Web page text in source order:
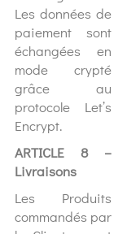
Les données de
paiement sont
échangées en
mode crypté
grâce au
protocole Let’s
Encrypt.
ARTICLE 8 –
Livraisons
Les Produits
commandés par